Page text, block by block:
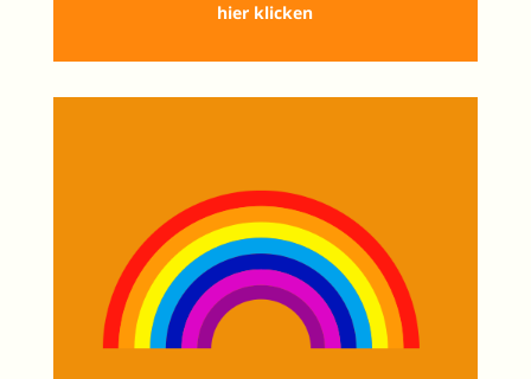
hier klicken